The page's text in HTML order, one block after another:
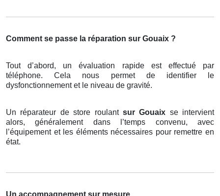
Comment se passe la réparation sur Gouaix ?
Tout d’abord, un évaluation rapide est effectué par
téléphone. Cela nous permet de identifier le
dysfonctionnement et le niveau de gravité.
Un réparateur de store roulant sur Gouaix se intervient
alors, généralement dans l’temps convenu, avec
l’équipement et les éléments nécessaires pour remettre en
état.